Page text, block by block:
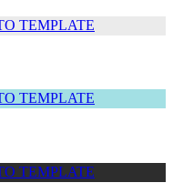
TEMPLATE
TEMPLATE
TEMPLATE